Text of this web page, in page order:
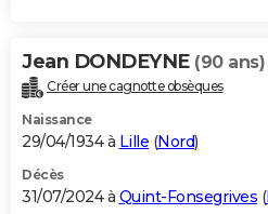
Jean DONDEYNE (90 ans)
Créer une cagnotte obsèques
Naissance
29/04/1934 à Lille (Nord)
Décès
31/07/2024 à Quint-Fonsegrives (